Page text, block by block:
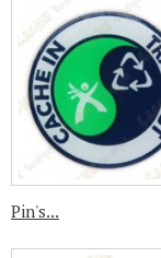
Pin's...